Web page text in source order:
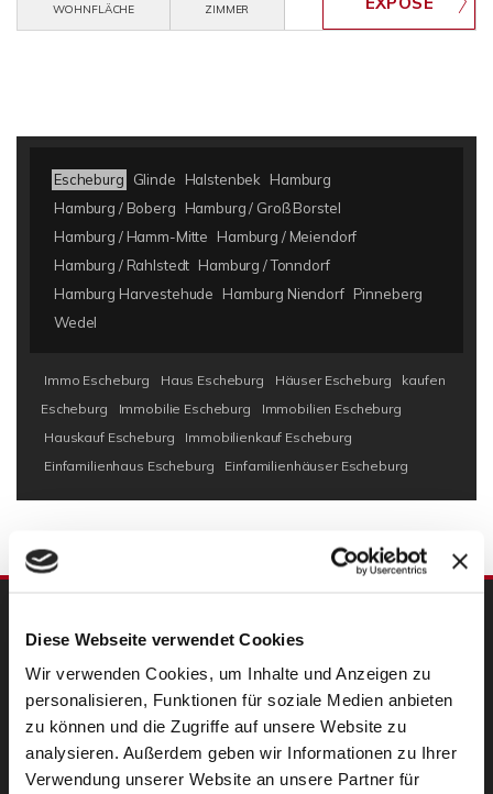
Diese Webseite verwendet Cookies
Wir verwenden Cookies, um Inhalte und Anzeigen zu
personalisieren, Funktionen für soziale Medien anbieten
zu können und die Zugriffe auf unsere Website zu
analysieren. Außerdem geben wir Informationen zu Ihrer
Verwendung unserer Website an unsere Partner für
WOHNFLÄCHE
ZIMMER
Escheburg Glinde Halstenbek
Hamburg
Hamburg / Boberg
Hamburg / Groß Borstel
Hamburg / Hamm-Mitte
Hamburg / Meiendorf
Hamburg / Rahlstedt Hamburg / Tonndorf
Hamburg Harvestehude
Hamburg Niendorf Pinneberg
Wedel
Immo Escheburg Haus Escheburg Häuser Escheburg
kaufen
Escheburg
Immobilie Escheburg
Immobilien Escheburg
Hauskauf Escheburg
Immobilienkauf Escheburg
Einfamilienhaus Escheburg
Einfamilienhäuser Escheburg